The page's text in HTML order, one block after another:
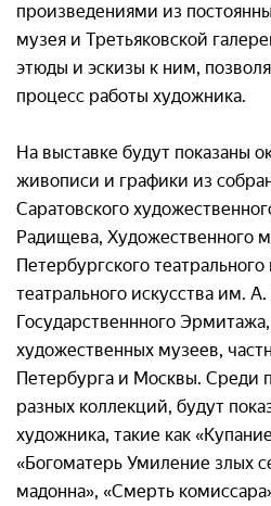
произведениями из
музея и Третьяковской
этюды и эскизы к ним,
процесс работы художника.
На выставке будут показаны
живописи и графики из
Саратовского
Радищева, Художественного
Петербургского
театрального искусства им.
Государственнного
художественных музеев,
Петербурга и Москвы. Среди
разных коллекций, будут
художника, такие как
«Богоматерь Умиление злых
мадонна», «Смерть